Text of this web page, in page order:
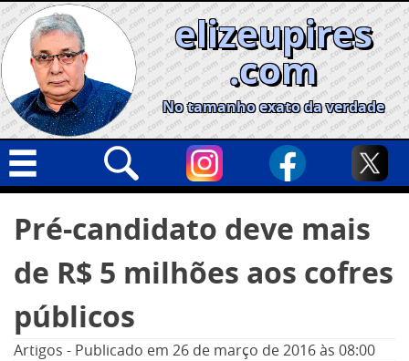
Skip
to
content
elizeupires
.com
No tamanho exato da verdade
Geral
Cidades
Política
Nacional
por:
Pré-candidato deve mais
de R$ 5 milhões aos cofres
públicos
Artigos - Publicado em 26 de março de 2016às 08:00